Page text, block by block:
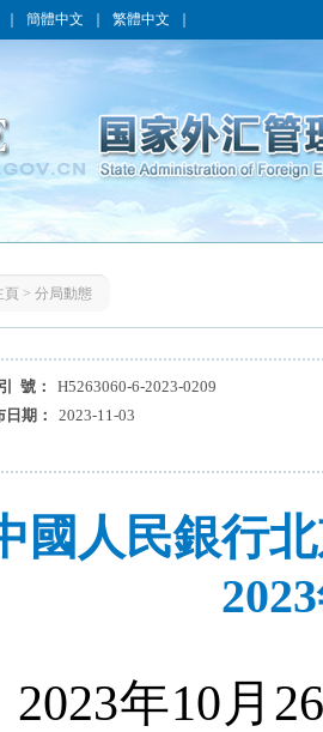
簡體中文 繁體中文
頁 > 分局動態
號：
H5263060-6-2023-0209
日期：
2023-11-03
國人民銀行
2023年10 月